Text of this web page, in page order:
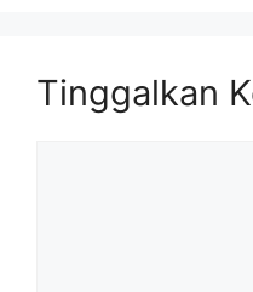
Tinggalkan